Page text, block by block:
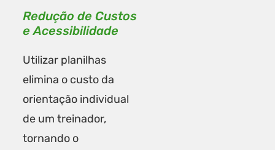
Redução de Custos
e Acessibilidade
Utilizar planilhas
elimina o custo da
orientação individual
de um treinador,
tornando o